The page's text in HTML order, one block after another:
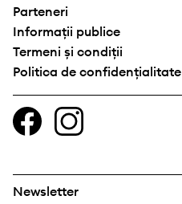
Parteneri
Informații publice
Termeni și condiții
Politica de confidențialitate
Newsletter